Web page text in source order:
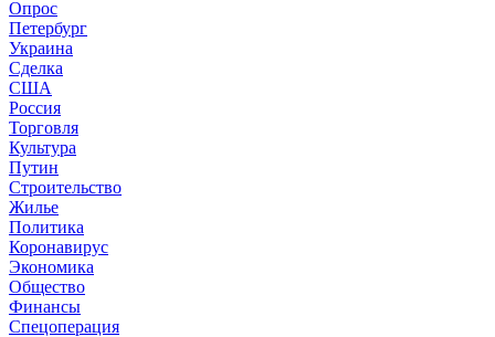
Опрос
Петербург
Украина
Сделка
США
Россия
Торговля
Культура
Путин
Строительство
Жилье
Политика
Коронавирус
Экономика
Общество
Финансы
Спецоперация